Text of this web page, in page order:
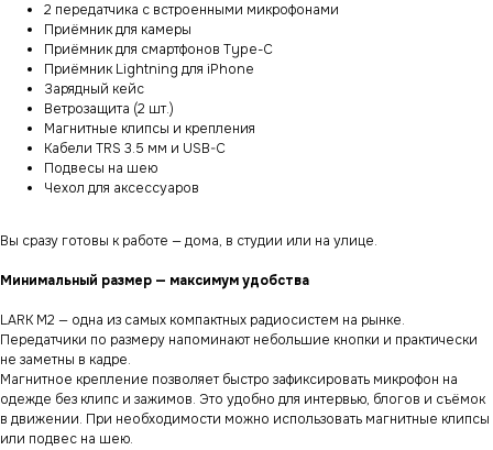
2 передатчика с встроенными микрофонами
Приёмник для камеры
Приёмник для смартфонов Type-C
Приёмник Lightning для iPhone
Зарядный кейс
Ветрозащита (2 шт.)
Магнитные клипсы и крепления
Кабели TRS 3.5 мм и USB-C
Подвесы на шею
Чехол для аксессуаров
Вы сразу готовы к работе — дома, в студии или на улице.
Минимальный размер — максимум удобства
LARK M2 — одна из самых компактных радиосистем на рынке.
Передатчики по размеру напоминают небольшие кнопки и практически
не заметны в кадре.
Магнитное крепление позволяет быстро зафиксировать микрофон на
одежде без клипс и зажимов. Это удобно для интервью, блогов и съёмок
в движении. При необходимости можно использовать магнитные клипсы
или подвес на шею.